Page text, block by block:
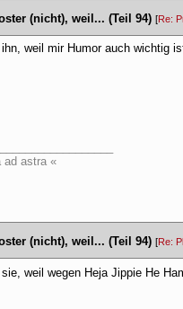
(nicht), weil... (Teil 94) [Re:
ihn, weil mir Humor auch wichtig
ad astra «
(nicht), weil... (Teil 94) [Re:
sie, weil wegen Heja Jippie He